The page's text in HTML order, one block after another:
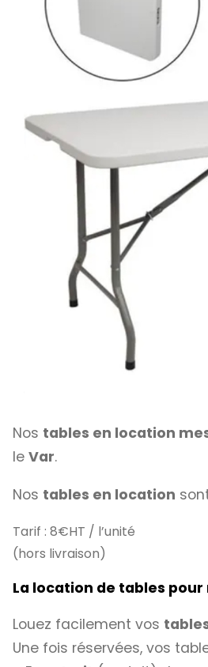
Nos tables en location
le Var.
Nos tables en location
Tarif : 8€HT / l’unité
(hors livraison)
La location de tables
Louez facilement vos
Une fois réservées, vos